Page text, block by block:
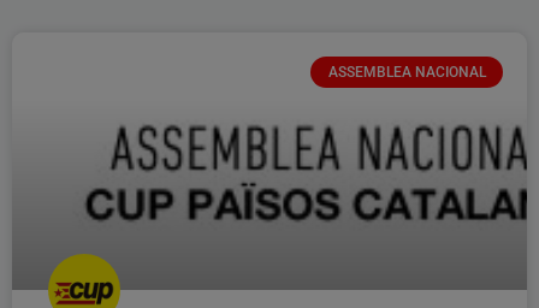
ASSEMBLEA NACIONAL